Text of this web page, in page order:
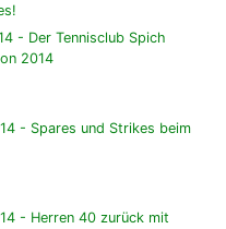
- Der Tennisclub Spich
2014
- Spares und Strikes beim
- Herren 40 zurück mit